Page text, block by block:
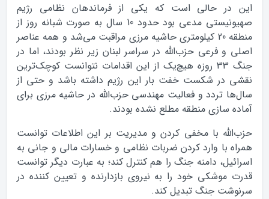
این در حالی است که یکی از فرماندهان نظامی رژیم
صهیونیستی مدعی بود حدود 10 سال به صورت شبانه روز از
منطقه 20 کیلومتری حاشیه مرزی مراقبت می‌شد ‌و همه عناصر
اصلی و فرعی حزب‌الله در سراسر لبنان زیر نظر بودند، اما در
جنگ 33 روزه هیچ‌یک از این اقدامات نتوانست کوچک‌ترین
نقشی در شکست خفت بار این رژیم داشته باشد و حتی از
سال‌ها تردد و فعالیت مهندسی حزب‌الله در حاشیه مرزی برای
آماده سازی منطقه مطلع نشده بودند.
حزب‌الله با مخفی کردن و مدیریت بر این اطلاعات توانست
همراه با وارد کردن ضربات نظامی و خسارات مالی و جانی به
اسرائیل، دامنه جنگ را هم کنترل کند؛ به عبارت دیگر توانست
قدرت موشکی خود را به نیروی بازدارنده و تعیین کننده در
سرنوشت جنگ تبدیل کند.